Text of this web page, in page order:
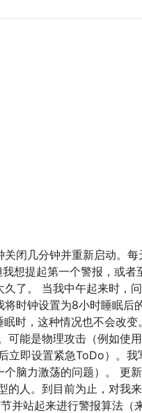
闭几分钟并重新启动。每
想提起第一个警报，或者
了。 当我中午起来时，
时钟设置为8小时睡眠后
眠时，这种情况也不会改变
可能是物理攻击（例如使
立即设置紧急ToDo）。我
脑力激荡的问题）。 更
的人。到目前为止，对我
并站起来进行警报算法（